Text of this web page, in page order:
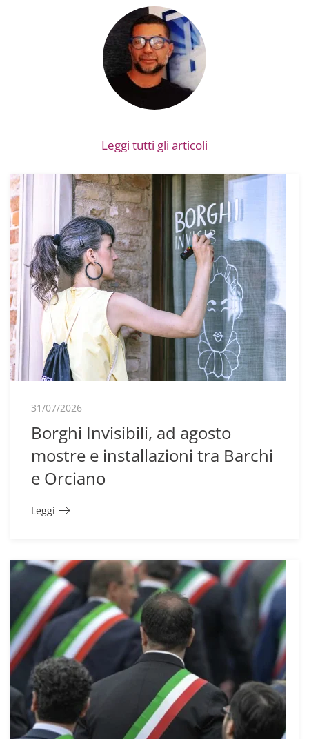
Leggi tutti gli articoli
31/07/2026
Borghi Invisibili, ad agosto
mostre e installazioni tra Barchi
e Orciano
Leggi